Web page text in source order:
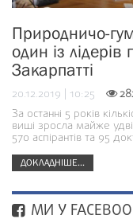
Природничо-
один із
Закарпатті
20.12.2019 | 10:25
За останні 5 років
виші зросла майже
570 аспірантів та 95
ДОКЛАДНІШЕ...
МИ У